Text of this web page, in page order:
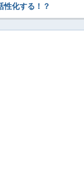
性化する！？